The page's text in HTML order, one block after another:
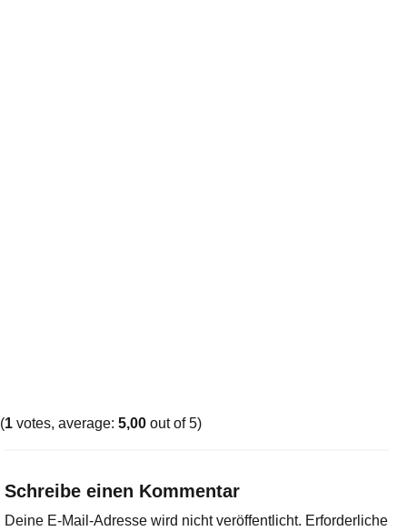
(1 votes, average: 5,00 out of 5)
Schreibe einen Kommentar
Deine E-Mail-Adresse wird nicht veröffentlicht. Erforderliche